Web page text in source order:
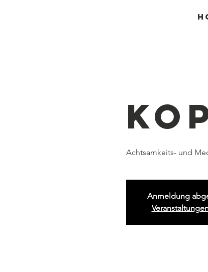
Achtsamkeits- und
Anmeldung